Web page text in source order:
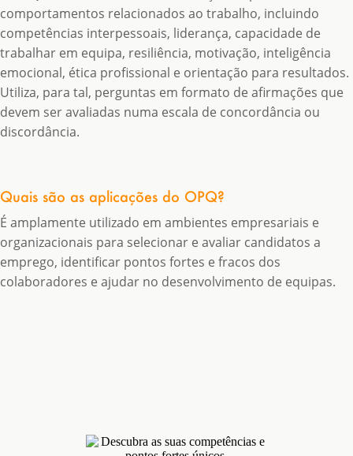
comportamentos relacionados ao trabalho, incluindo
competências interpessoais, liderança, capacidade de
trabalhar em equipa, resiliência, motivação, inteligência
emocional, ética profissional e orientação para resultados.
Utiliza, para tal, perguntas em formato de afirmações que
devem ser avaliadas numa escala de concordância ou
discordância.
Quais são as aplicações do OPQ?
É amplamente utilizado em ambientes empresariais e
organizacionais para selecionar e avaliar candidatos a
emprego, identificar pontos fortes e fracos dos
colaboradores e ajudar no desenvolvimento de equipas.